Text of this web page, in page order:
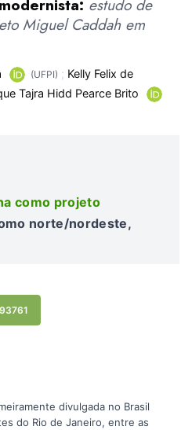
estudo de
Miguel Caddah em
(UFPI) ; Kelly Felix de
Tajra Hidd Pearce Brito
como projeto
norte/nordeste,
divulgada no Brasil
do Rio de Janeiro, entre as